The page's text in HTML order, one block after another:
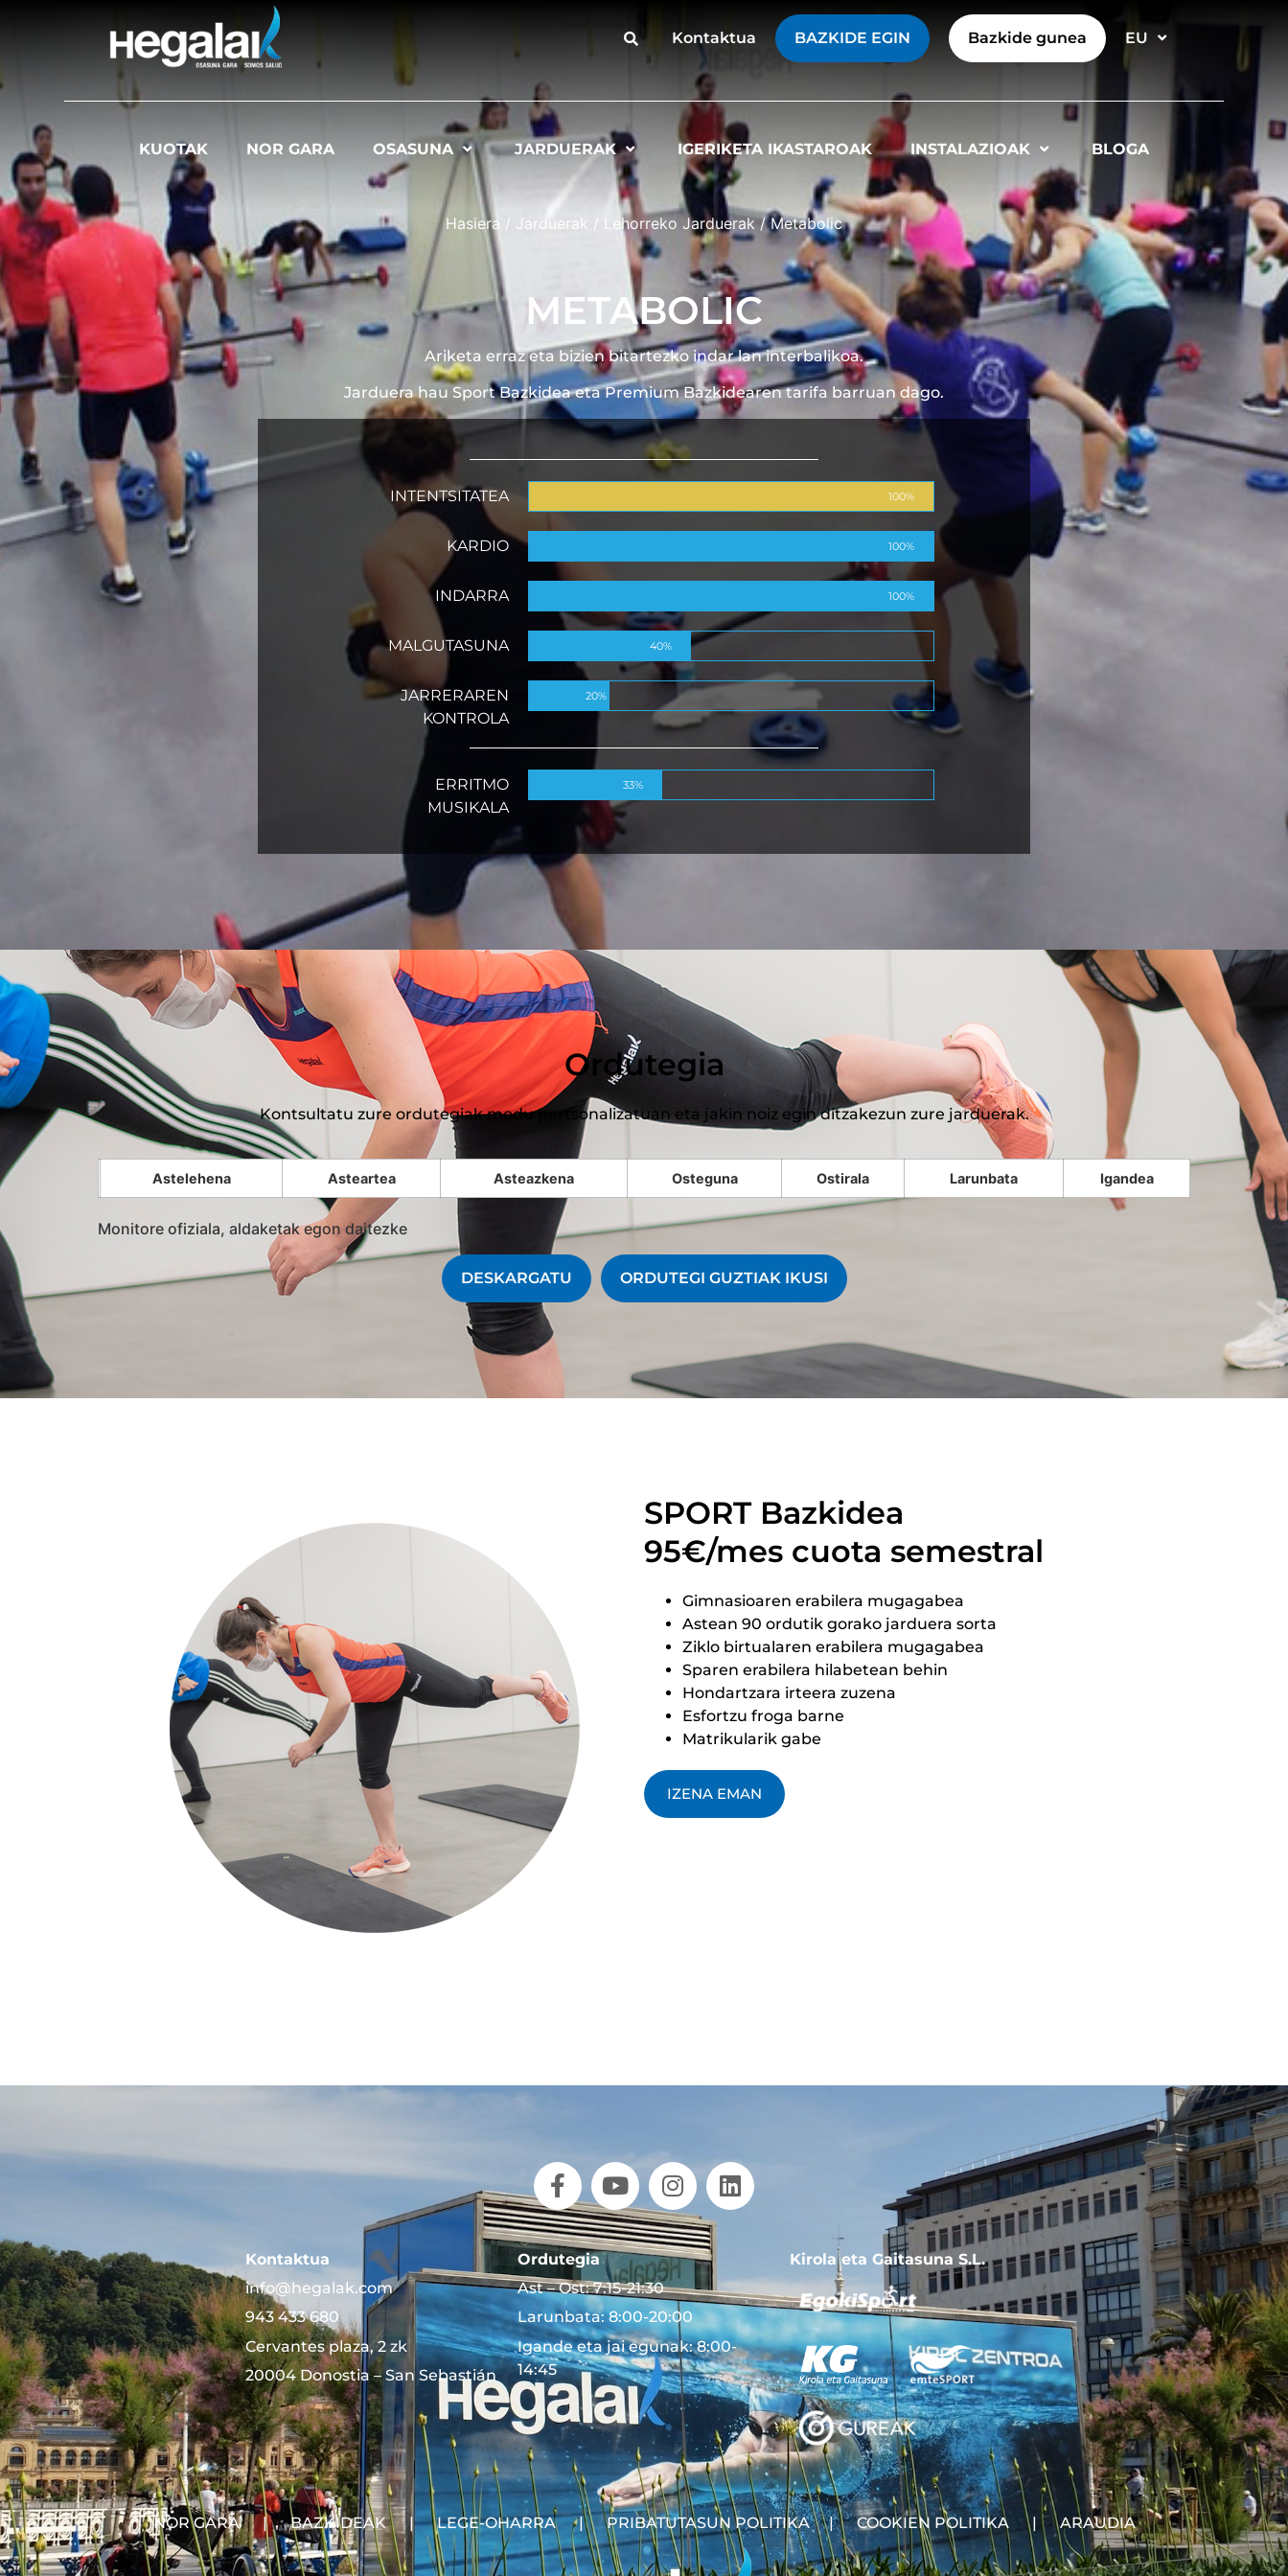
Kontaktua BAZKIDE EGIN Bazkide gunea EU
KUOTAK NOR GARA OSASUNA JARDUERAK IGERIKETA IKASTAROAK INSTALAZIOAK BLOGA
Hasiera / Jarduerak / Lehorreko Jarduerak/Metabolic
METABOLIC
Ariketa erraz eta bizien bitartezko indar lan interbalikoa.
Jarduera hau Sport Bazkidea eta Premium Bazkidearen tarifa barruan dago.
INTENTSITATEA 100%
KARDIO 100%
INDARRA 100%
MALGUTASUNA 40%
JARRERAREN
KONTROLA
20%
ERRITMO
MUSIKALA
33%
Ordutegia
Kontsultatu zure ordutegiak modu pertsonalizatuan eta jakin noiz egin ditzakezun zure jarduerak.
Astelehena Asteartea Asteazkena Osteguna Ostirala Larunbata Igandea
Monitore ofiziala, aldaketak egon daitezke
DESKARGATU ORDUTEGI GUZTIAK IKUSI
SPORT Bazkidea
95€/mes cuota semestral
Gimnasioaren erabilera mugagabea
Astean 90 ordutik gorako jarduera sorta
Ziklo birtualaren erabilera mugagabea
Sparen erabilera hilabetean behin
Hondartzara irteera zuzena
Esfortzu froga barne
Matrikularik gabe
IZENA EMAN
Kontaktua
info@hegalak.com
943 433 680
Cervantes plaza, 2 zk
20004 Donostia – San Sebastián
Ordutegia
Ast – Ost: 7:15-21:30
Larunbata: 8:00-20:00
Igande eta jai egunak: 8:00-
14:45
Kirola eta Gaitasuna S.L.
NOR GARA | BAZKIDEAK | LEGE-OHARRA | PRIBATUTASUN POLITIKA | COOKIEN POLITIKA | ARAUDIA